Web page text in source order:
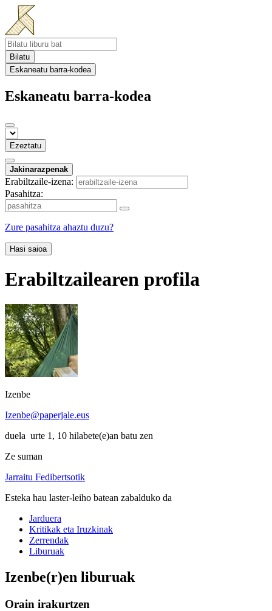
Bilatu
Eskaneatu barra-kodea
Eskaneatu barra-kodea
Ezeztatu
Jakinarazpenak
Erabiltzaile-izena:
Pasahitza:
Zure pasahitza ahaztu duzu?
Hasi saioa
Erabiltzailearen profila
Izenbe
Izenbe@paperjale.eus
duela urte 1, 10 hilabete(e)an batu zen
Ze suman
Jarraitu Fedibertsotik
Esteka hau laster-leiho batean zabalduko da
Jarduera
Kritikak eta Iruzkinak
Zerrendak
Liburuak
Izenbe(r)en liburuak
Orain irakurtzen